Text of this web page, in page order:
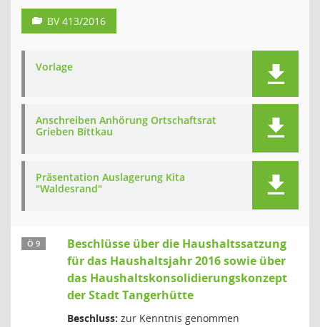
BV 413/2016
Vorlage
Anschreiben Anhörung Ortschaftsrat
Grieben Bittkau
Präsentation Auslagerung Kita
"Waldesrand"
Ö 9
Beschlüsse über die Haushaltssatzung
für das Haushaltsjahr 2016 sowie über
das Haushaltskonsolidierungskonzept
der Stadt Tangerhütte
Beschluss: zur Kenntnis genommen